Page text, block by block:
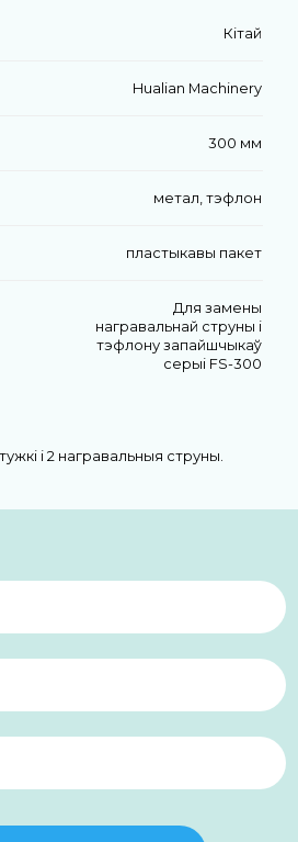
Кiтай
Hualian Machinery
300 мм
метал, тэфлон
пластыкавы пакет
Для замены
награвальнай струны і
тэфлону запайшчыкаў
серыі FS-300
і 2 награвальныя струны.